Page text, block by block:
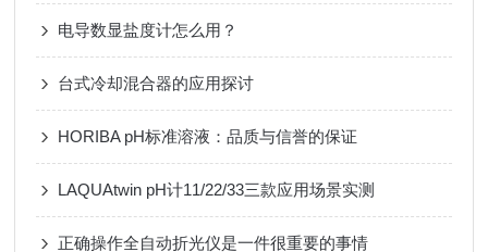
电导数显盐度计怎么用？
台式冷却混合器的应用探讨
HORIBA pH标准溶液：品质与信誉的保证
LAQUAtwin pH计11/22/33三款应用场景实测
正确操作全自动折光仪是一件很重要的事情